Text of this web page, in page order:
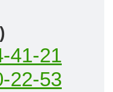
41-21
22-53